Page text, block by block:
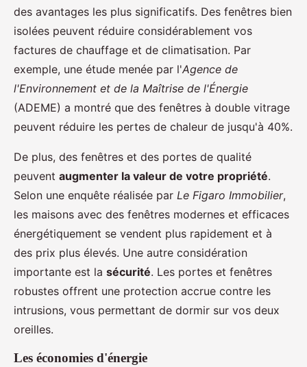
des avantages les plus significatifs. Des fenêtres bien
isolées peuvent réduire considérablement vos
factures de chauffage et de climatisation. Par
exemple, une étude menée par l'Agence de
l'Environnement et de la Maîtrise de l'Énergie
(ADEME) a montré que des fenêtres à double vitrage
peuvent réduire les pertes de chaleur de jusqu'à 40%.
De plus, des fenêtres et des portes de qualité
peuvent augmenter la valeur de votre propriété.
Selon une enquête réalisée par Le Figaro Immobilier,
les maisons avec des fenêtres modernes et efficaces
énergétiquement se vendent plus rapidement et à
des prix plus élevés. Une autre considération
importante est la sécurité. Les portes et fenêtres
robustes offrent une protection accrue contre les
intrusions, vous permettant de dormir sur vos deux
oreilles.
Les économies d'énergie